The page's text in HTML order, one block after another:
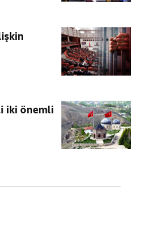
iki önemli